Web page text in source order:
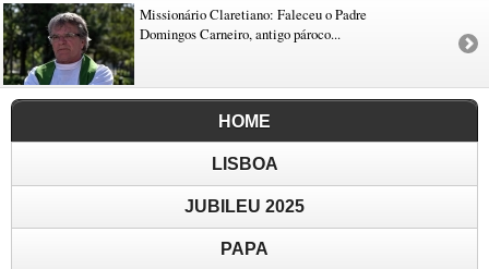
Missionário Claretiano: Faleceu o Padre
Domingos Carneiro, antigo pároco...
HOME
LISBOA
JUBILEU 2025
PAPA